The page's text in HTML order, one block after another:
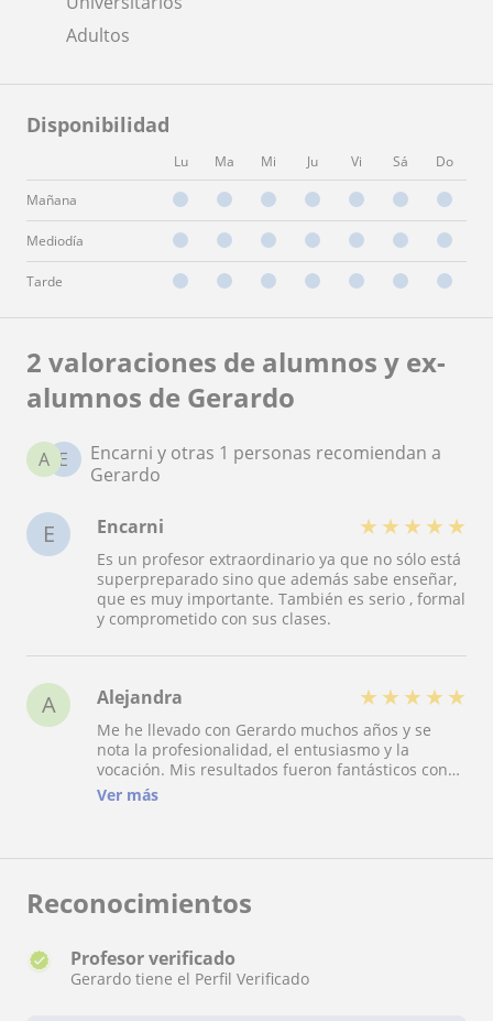
Adultos
Disponibilidad
Lu Ma Mi Ju Vi Sá Do
Mañana
Mediodía
Tarde
2 valoraciones de alumnos y ex-
alumnos de Gerardo
E
A
Encarni y otras 1 personas recomiendan a
Gerardo
E Encarni ★ ★ ★ ★ ★
Es un profesor extraordinario ya que no sólo está
superpreparado sino que además sabe enseñar,
que es muy importante. También es serio , formal
y comprometido con sus clases.
A Alejandra ★ ★ ★ ★ ★
Me he llevado con Gerardo muchos años y se
nota la profesionalidad, el entusiasmo y la
vocación. Mis resultados fueron fantásticos con
él, tanto en el curso como en selectividad. Lo
Ver más
Reconocimientos
Profesor verificado
Gerardo tiene el Perfil Verificado